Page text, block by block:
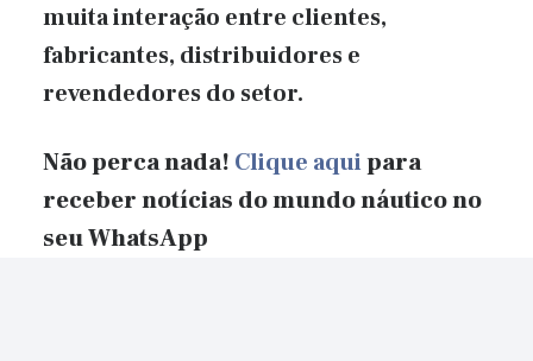
muita interação entre clientes,
fabricantes, distribuidores e
revendedores do setor.
Não perca nada! Clique aquipara
receber notícias do mundo náutico no
seu WhatsApp